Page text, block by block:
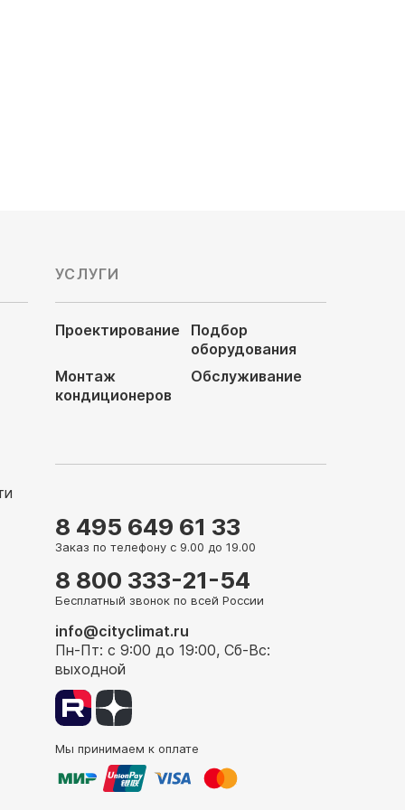
УСЛУГИ
Проектирование
Подбор
оборудования
Монтаж
кондиционеров
Обслуживание
8 495 649 61 33
Заказ по телефону с 9.00 до 19.00
8 800 333-21-54
Бесплатный звонок по всей России
info@cityclimat.ru
Пн-Пт: с 9:00 до 19:00, Сб-Вс:
выходной
Мы принимаем к оплате